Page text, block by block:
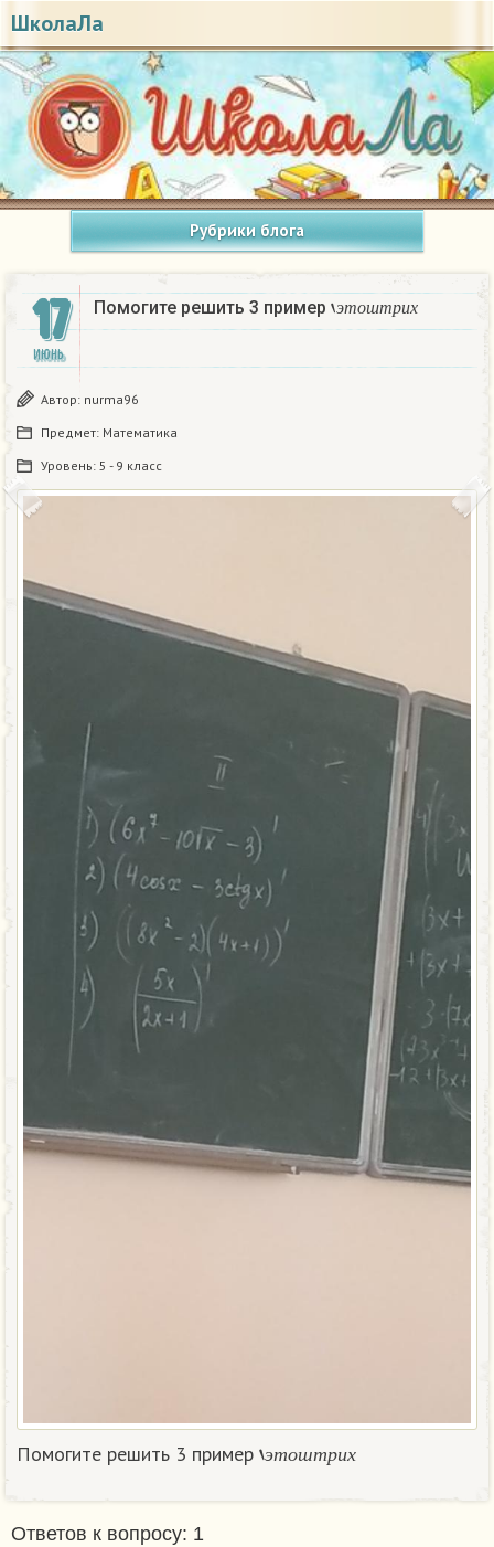
ШколаЛа
Рубрики блога
17
ИЮНЬ
Помогите решить 3 пример э т о ш т р их
‘этош тр их
Автор: nurma96
Предмет: Математика
Уровень: 5 - 9 класс
Помогите решить 3 пример эт о штр их
Ответов к вопросу: 1